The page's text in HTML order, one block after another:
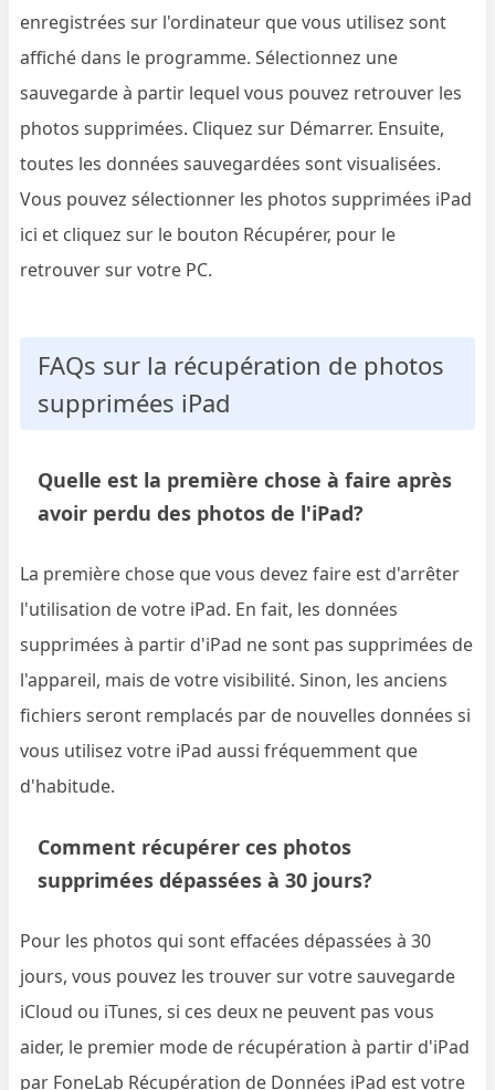
enregistrées sur l'ordinateur que vous utilisez sont
affiché dans le programme. Sélectionnez une
sauvegarde à partir lequel vous pouvez retrouver les
photos supprimées. Cliquez sur Démarrer. Ensuite,
toutes les données sauvegardées sont visualisées.
Vous pouvez sélectionner les photos supprimées iPad
ici et cliquez sur le bouton Récupérer, pour le
retrouver sur votre PC.
FAQs sur la récupération de photos
supprimées iPad
Quelle est la première chose à faire après
avoir perdu des photos de l'iPad?
La première chose que vous devez faire est d'arrêter
l'utilisation de votre iPad. En fait, les données
supprimées à partir d'iPad ne sont pas supprimées de
l'appareil, mais de votre visibilité. Sinon, les anciens
fichiers seront remplacés par de nouvelles données si
vous utilisez votre iPad aussi fréquemment que
d'habitude.
Comment récupérer ces photos
supprimées dépassées à 30 jours?
Pour les photos qui sont effacées dépassées à 30
jours, vous pouvez les trouver sur votre sauvegarde
iCloud ou iTunes, si ces deux ne peuvent pas vous
aider, le premier mode de récupération à partir d'iPad
par FoneLab Récupération de Données iPad est votre